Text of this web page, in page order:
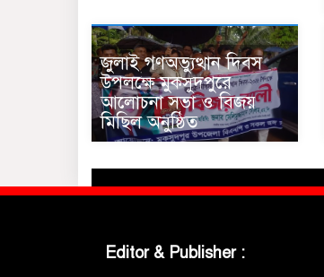
জুলাই গণঅভ্যুত্থান দিবস
উপলক্ষে মুকসুদপুরে
আলোচনা সভা ও বিজয়
মিছিল অনুষ্ঠিত
Editor & Publisher :